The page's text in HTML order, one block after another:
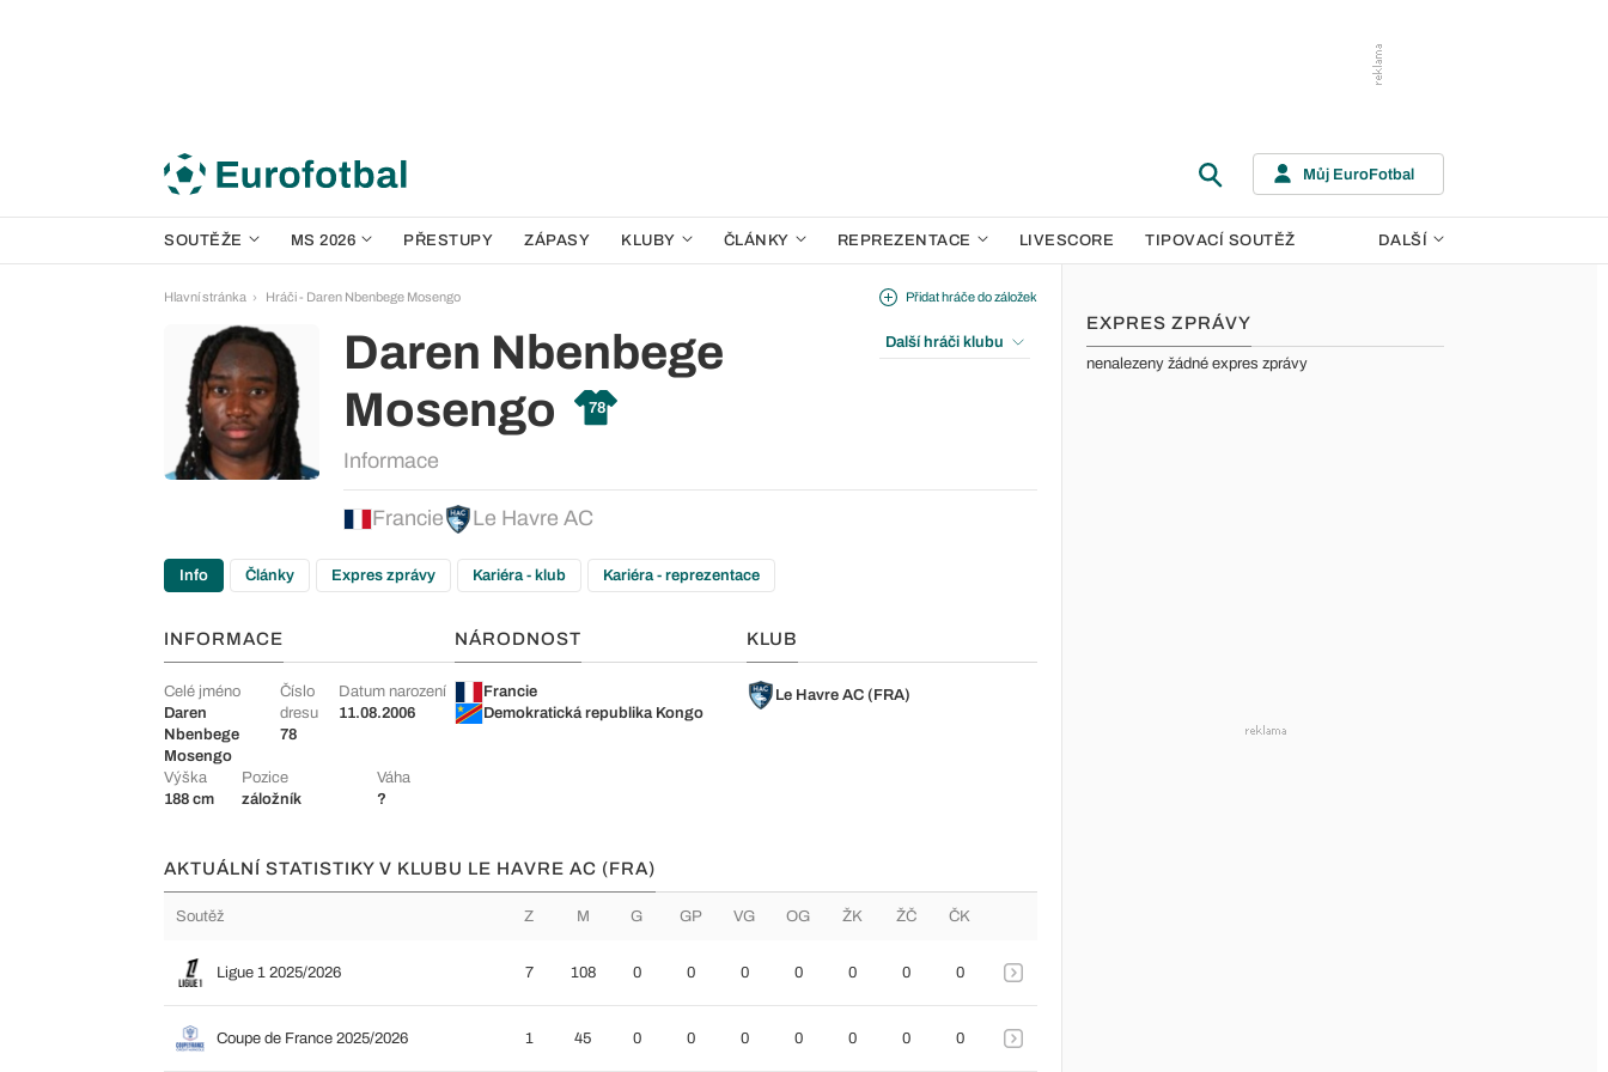
Můj EuroFotbal
SOUTĚŽE MS 2026 PŘESTUPY ZÁPASY KLUBY ČLÁNKY REPREZENTACE LIVESCORE TIPOVACÍ SOUTĚŽ DALŠÍ
Hlavní stránka Hráči - Daren Nbenbege Mosengo
Daren Nbenbege
Mosengo
78
Informace
Francie Le Havre AC
Přidat hráče do záložek
Další hráči klubu
Info Články Expres zprávy Kariéra - klub Kariéra - reprezentace
INFORMACE
Celé jméno
Daren
Nbenbege
Mosengo
Číslo
dresu
78
Datum narození
11.08.2006
Výška
188 cm
Pozice
záložník
Váha
?
NÁRODNOST
Francie
Demokratická republika Kongo
KLUB
Le Havre AC (FRA)
AKTUÁLNÍ STATISTIKY V KLUBU LE HAVRE AC (FRA)
Soutěž Z M G GP VG OG ŽK ŽČ ČK
Ligue 1 2025/2026 7 108 0 0 0 0 0 0 0
Coupe de France 2025/2026 1 45 0 0 0 0 0 0 0
EXPRES ZPRÁVY
nenalezeny žádné expres zprávy